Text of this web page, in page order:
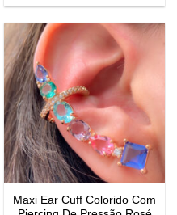
Maxi Ear Cuff Colorido Com